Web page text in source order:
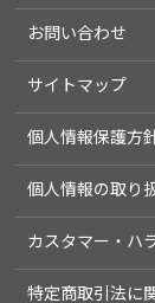
お問い合わせ
サイトマップ
個人情報保護方
個人情報の取り
カスタマー・ハ
特定商取引法に